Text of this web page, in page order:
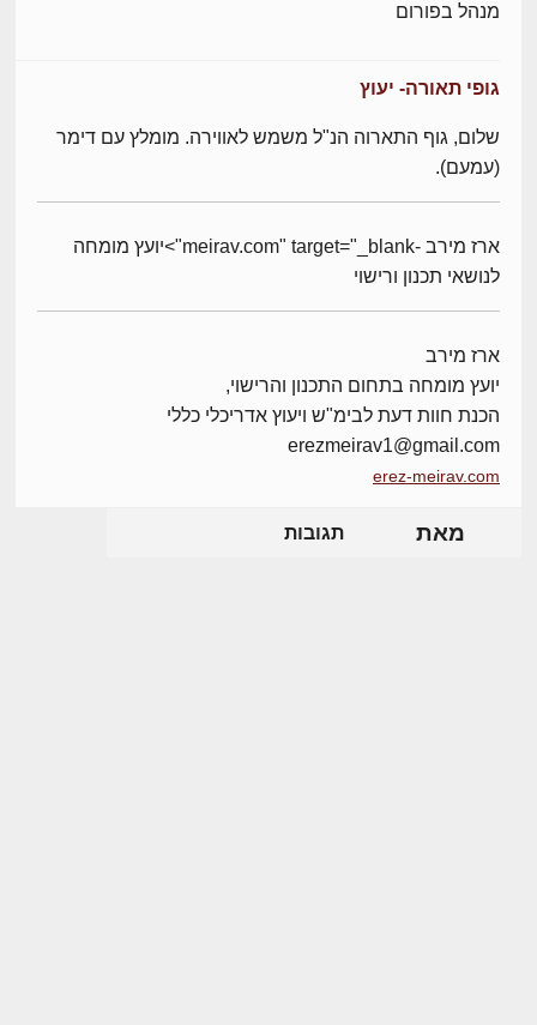
מנהל בפורום
גופי תאורה- יעוץ
שלום, גוף התארוה הנ"ל משמש לאווירה. מומלץ עם דימר
(עמעם).
ארז מירב -meirav.com" target="_blank">יועץ מומחה
לנושאי תכנון ורישוי
ארז מירב
יועץ מומחה בתחום התכנון והרישוי,
הכנת חוות דעת לבימ"ש ויעוץ אדריכלי כללי
erezmeirav1@gmail.com
erez-meirav.com
מאת תגובות